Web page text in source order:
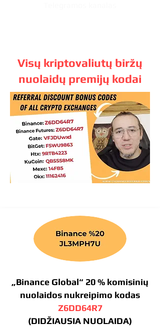
Visų kriptovaliutų biržų
nuolaidų premijų kodai
„Binance Global“ 20 % komisinių
nuolaidos nukreipimo kodas
Z6DD64R7
(DIDŽIAUSIA NUOLAIDA)